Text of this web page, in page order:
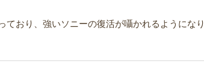
ており、強いソニーの復活が囁かれるようになり